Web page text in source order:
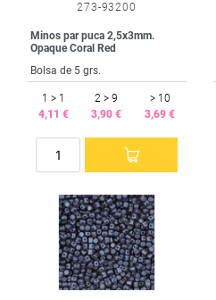
273-93200
Minos par puca 2,5x3mm.
Opaque Coral Red
Bolsa de 5 grs.
1 > 1
4,11 €
2 > 9
3,90 €
> 10
3,69 €